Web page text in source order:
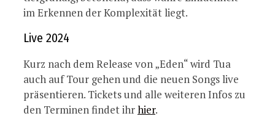
im Erkennen der Komplexität liegt.
Live 2024
Kurz nach dem Release von „Eden“ wird Tua
auch auf Tour gehen und die neuen Songs live
präsentieren. Tickets und alle weiteren Infos zu
den Terminen findet ihrhier.